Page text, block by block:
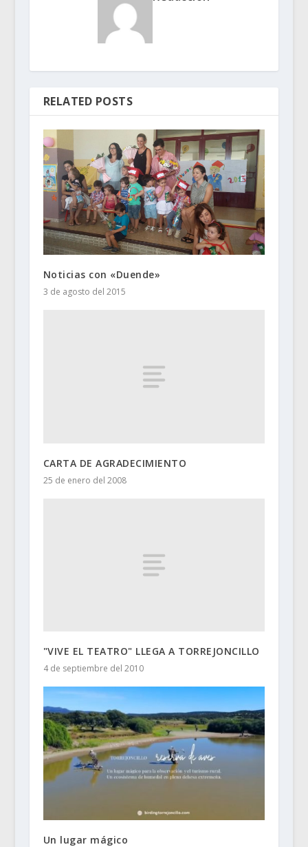
RELATED POSTS
Noticias con «Duende»
3 de agosto del 2015
CARTA DE AGRADECIMIENTO
25 de enero del 2008
"VIVE EL TEATRO" LLEGA A TORREJONCILLO
4 de septiembre del 2010
Un lugar mágico